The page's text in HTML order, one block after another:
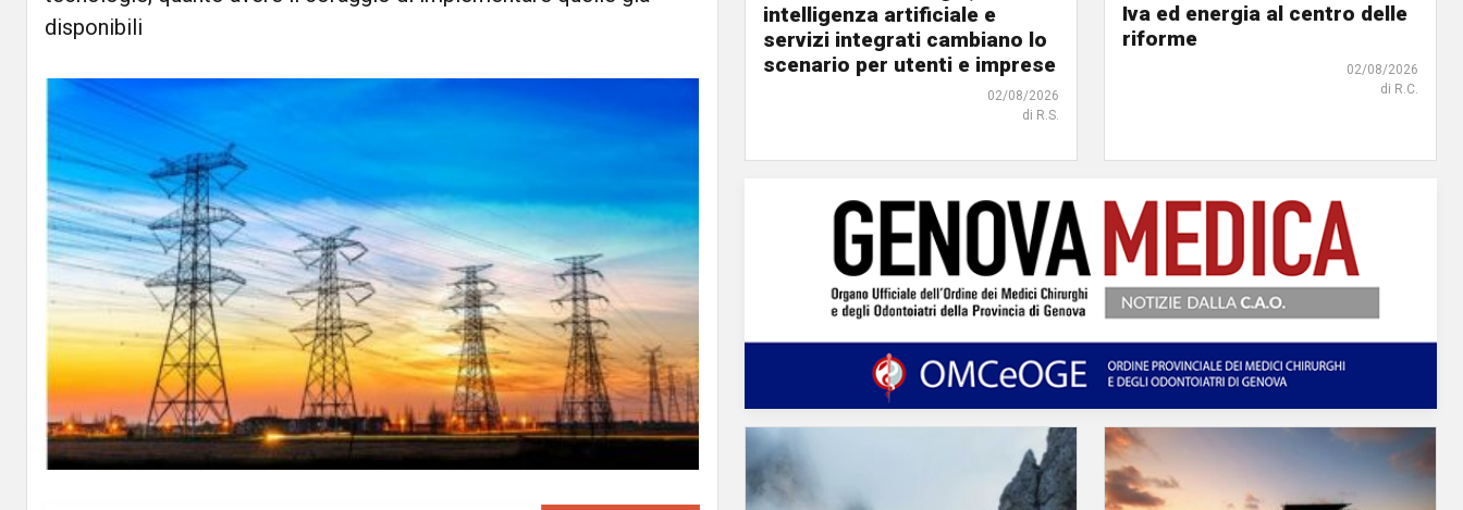
disponibili
intelligenza artificiale e
servizi integrati cambiano lo
scenario per utenti e imprese
02/08/2026
di R.S.
Iva ed energia al centro delle
riforme
02/08/2026
di R.C.